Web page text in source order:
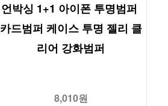
언박싱 1+1 아이폰 투명범퍼
카드범퍼 케이스 투명 젤리 클
리어 강화범퍼
8,010원